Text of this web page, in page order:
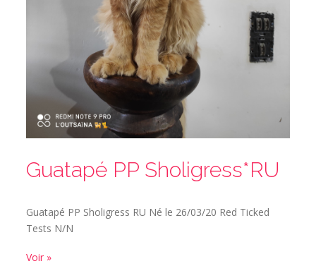
Guatapé PP Sholigress*RU
Guatapé PP Sholigress RU Né le 26/03/20 Red Ticked
Tests N/N
Voir »